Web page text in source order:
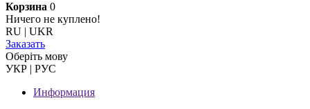
Корзина 0
Ничего не куплено!
RU | UKR
Заказать
Оберiть мову
УКР | РУС
Информация